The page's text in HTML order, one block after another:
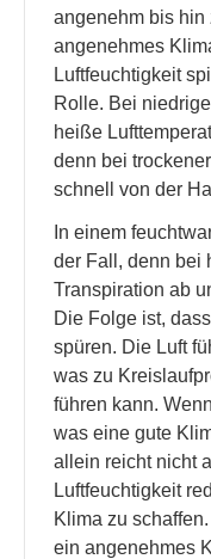
angenehm bis hin
angenehmes
Luftfeuchtigkeit
Rolle. Bei
heiße
denn bei
schnell von der
In einem
der Fall, denn bei
Transpiration ab
Die Folge ist,
spüren. Die Luft
was zu
führen kann.
was eine gute
allein reicht nicht
Luftfeuchtigkeit
Klima zu
ein angenehmes